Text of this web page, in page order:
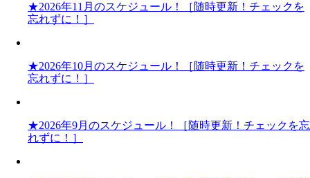
★2026年11月のスケジュール！［随時更新！チェックを
忘れずに！］
★2026年10月のスケジュール！［随時更新！チェックを
忘れずに！］
★2026年9月のスケジュール！［随時更新！チェックを忘
れずに！］